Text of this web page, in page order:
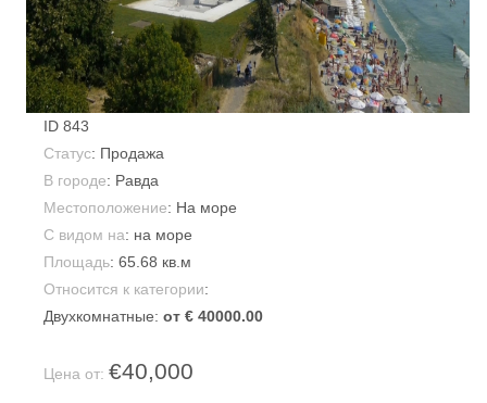
ID 843
Статус: Продажа
В городе: Равда
Местоположение: На море
С видом на: на море
Площадь: 65.68 кв.м
Относится к категории:
Двухкомнатные: от € 40000.00
Цена от: €40,000